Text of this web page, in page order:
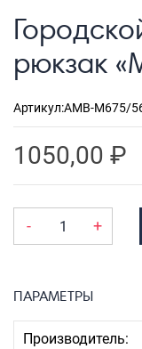
рюкзак
Артикул:AMB-M675/
1050,00 ₽
- +
ПАРАМЕТРЫ
Производитель: